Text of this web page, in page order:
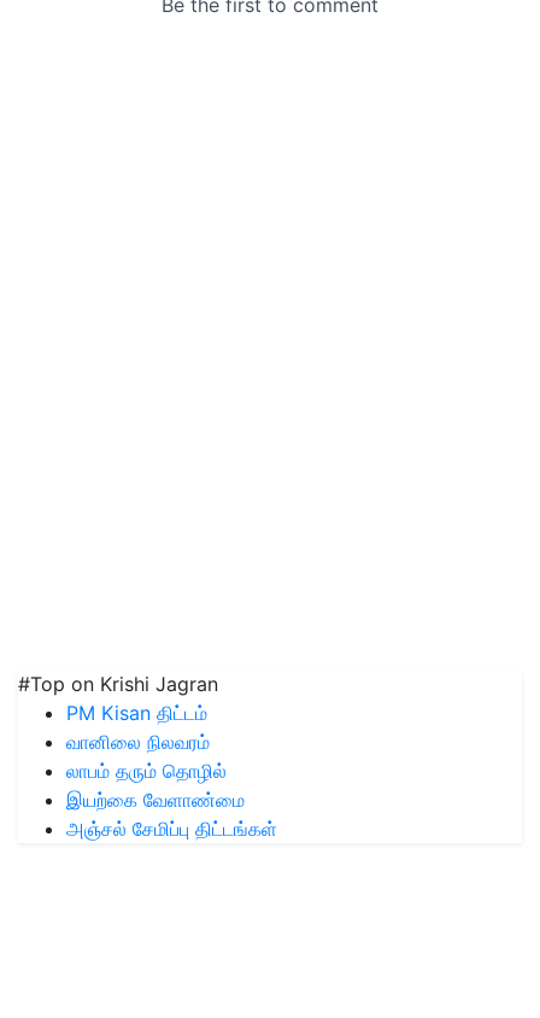
#Top on Krishi Jagran
PM Kisan திட்டம்
வானிலை நிலவரம்
லாபம் தரும் தொழில்
இயற்கை வேளாண்மை
அஞ்சல் சேமிப்பு திட்டங்கள்